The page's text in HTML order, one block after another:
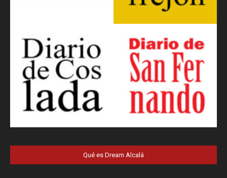
Qué es Dream Alcalá